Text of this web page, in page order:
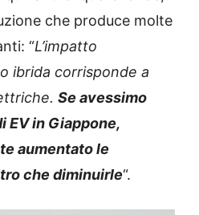
che produce molte
“L’impatto
ibrida corrisponde a
Se avessimo
EV in Giappone,
aumentato le
che diminuirle“.